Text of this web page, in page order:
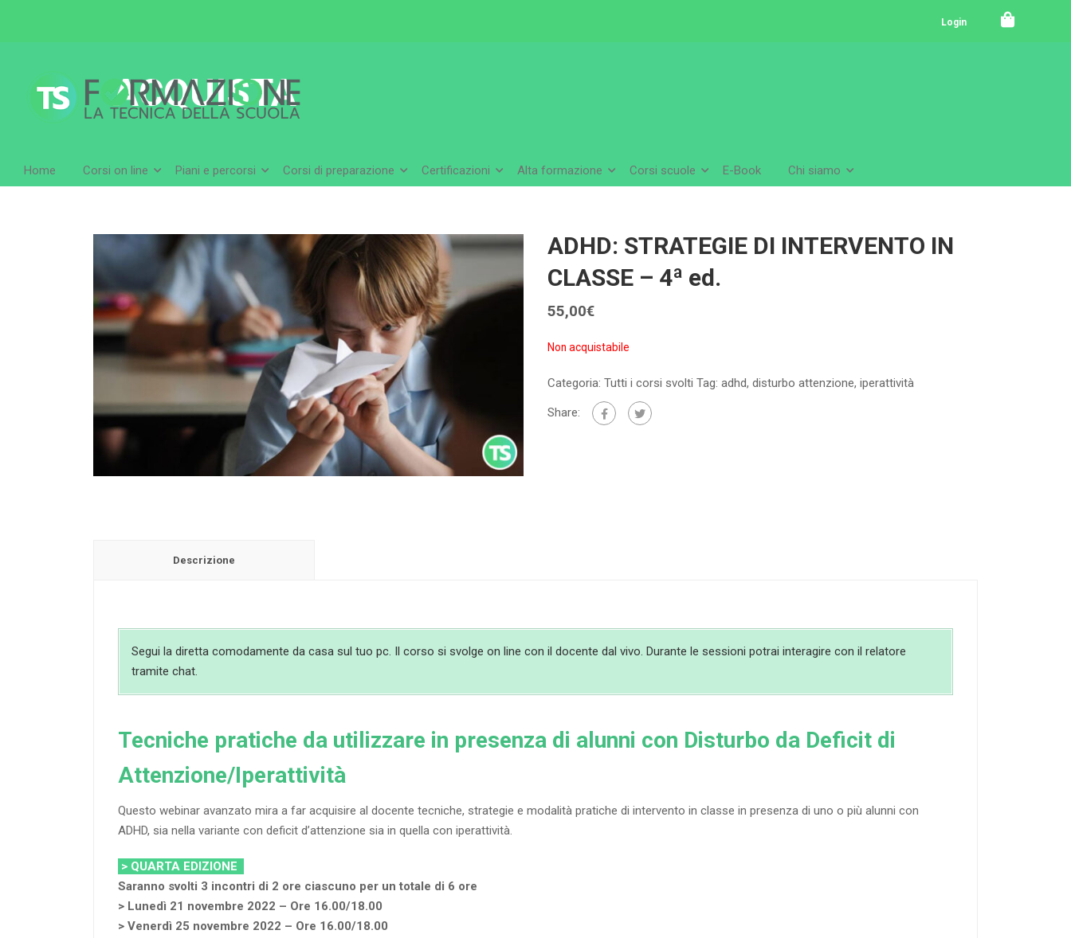
Login
Home Corsi on line Piani e percorsi Corsi di preparazione Certificazioni Alta formazione Corsi scuole E-Book Chi siamo
ACQUISTA
ADHD: STRATEGIE DI INTERVENTO IN
CLASSE – 4ª ed.
55,00€
Non acquistabile
Categoria: Tutti i corsi svolti Tag: adhd, disturbo attenzione, iperattività
Share:
Descrizione
Segui la diretta comodamente da casa sul tuo pc. Il corso si svolge on line con il docente dal vivo. Durante le sessioni potrai interagire con il relatore
tramite chat.
Tecniche pratiche da utilizzare in presenza di alunni con Disturbo da Deficit di
Attenzione/Iperattività
Questo webinar avanzato mira a far acquisire al docente tecniche, strategie e modalità pratiche di intervento in classe in presenza di uno o più alunni con
ADHD, sia nella variante con deficit d’attenzione sia in quella con iperattività.
> QUARTA EDIZIONE
Saranno svolti 3 incontri di 2 ore ciascuno per un totale di 6 ore
> Lunedì 21 novembre 2022 – Ore 16.00/18.00
> Venerdì 25 novembre 2022 – Ore 16.00/18.00